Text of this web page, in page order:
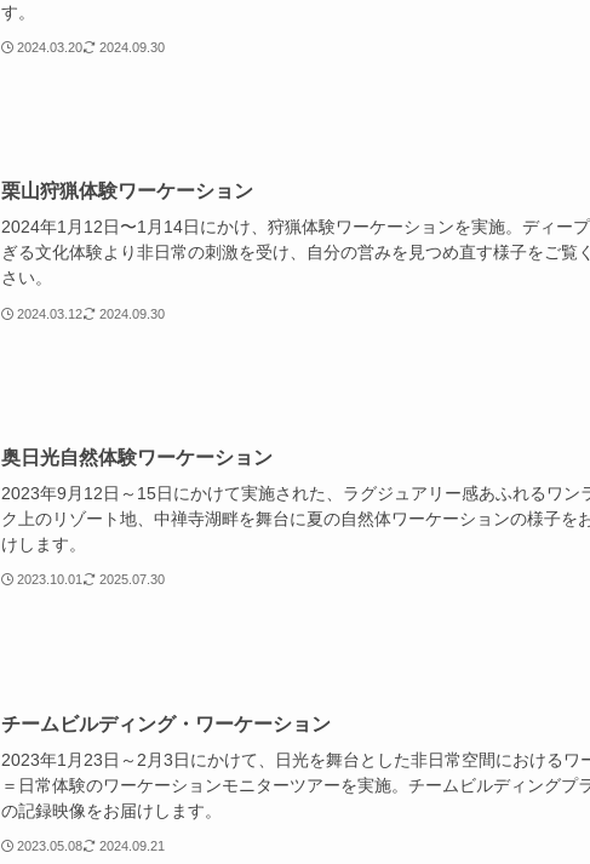
す。
2024.03.20 2024.09.30
栗山狩猟体験ワーケーション
2024年1月12日〜1月14日にかけ、狩猟体験ワーケーションを実施。ディー
ぎる文化体験より非日常の刺激を受け、自分の営みを見つめ直す様子をご覧
さい。
2024.03.12 2024.09.30
奥日光自然体験ワーケーション
2023年9月12日～15日にかけて実施された、ラグジュアリー感あふれるワン
ク上のリゾート地、中禅寺湖畔を舞台に夏の自然体ワーケーションの様子を
けします。
2023.10.01 2025.07.30
チームビルディング・ワーケーション
2023年1月23日～2月3日にかけて、日光を舞台とした非日常空間におけるワ
＝日常体験のワーケーションモニターツアーを実施。チームビルディングプ
の記録映像をお届けします。
2023.05.08 2024.09.21